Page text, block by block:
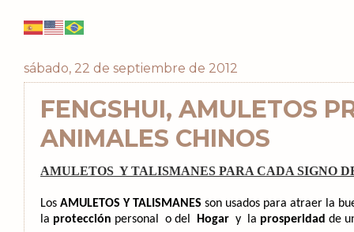
sábado, 22 de septiembre de 2012
FENGSHUI, AMULETOS
ANIMALES CHINOS
AMULETOS Y TALISMANES PARA CADA SIGNO
Los AMULETOS Y TALISMANES son usados para atraer la
la protección personal o del Hogar y la prosperidad de